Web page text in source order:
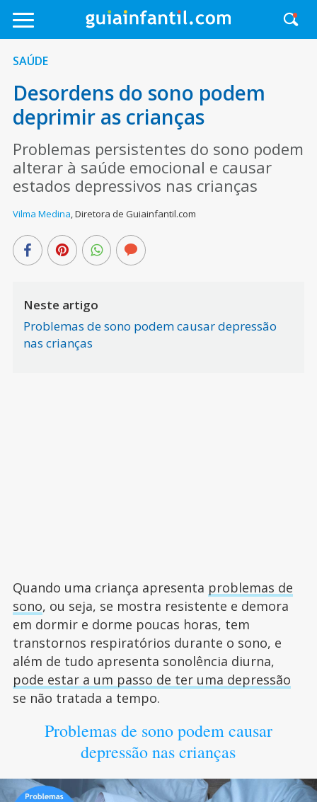
SAÚDE
Desordens do sono podem
deprimir as crianças
Problemas persistentes do sono podem
alterar à saúde emocional e causar
estados depressivos nas crianças
Vilma Medina,Diretora de Guiainfantil.com
Neste artigo
Problemas de sono podem causar depressão
nas crianças
Quando uma criança apresenta problemas de
sono, ou seja, se mostra resistente e demora
em dormir e dorme poucas horas, tem
transtornos respiratórios durante o sono, e
além de tudo apresenta sonolência diurna,
pode estar a um passo de ter uma depressão
se não tratada a tempo.
Problemas de sono podem causar
depressão nas crianças